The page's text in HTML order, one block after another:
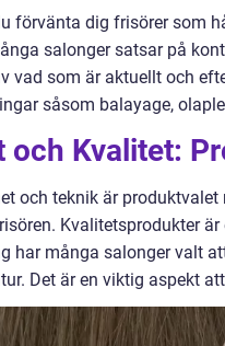
förvänta dig frisörer som
salonger satsar på
vad som är aktuellt och
såsom balayage,
och Kvalitet:
och teknik är
Kvalitetsprodukter
har många salonger valt
Det är en viktig aspekt